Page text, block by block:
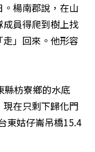
楊南郡說，在山
員得爬到樹上找
」回來。他形容
縣枋寮鄉的水底
在只剩下歸化門
東姑仔崙吊橋15.4